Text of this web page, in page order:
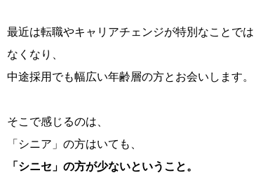
最近は転職やキャリアチェンジが特別なことでは
なくなり、
中途採用でも幅広い年齢層の方とお会いします。
そこで感じるのは、
「シニア」の方はいても、
「シニセ」の方が少ないということ。